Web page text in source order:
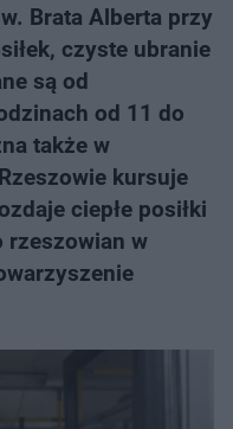
Brata Alberta przy
czyste ubranie
są od
od 11 do
także w
kursuje
ciepłe posiłki
rzeszowian w